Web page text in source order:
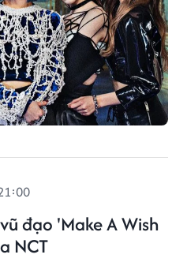
đạo 'Make A Wish
NCT